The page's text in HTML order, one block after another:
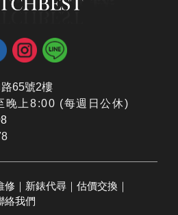
65號2樓
晚上8:00 (每週日公休)
修 ｜ 新錶代尋 ｜ 估價交換 ｜
絡我們